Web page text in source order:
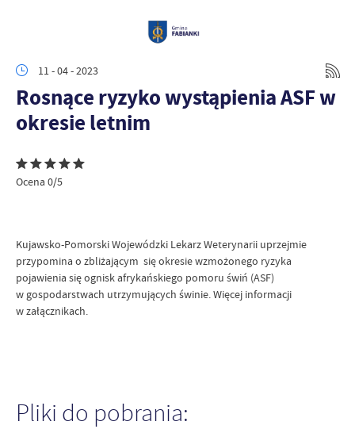
11 - 04 - 2023
Rosnące ryzyko wystąpienia ASF w
okresie letnim
Ocena 0/5
Kujawsko-Pomorski Wojewódzki Lekarz Weterynarii uprzejmie
przypomina o zbliżającym się okresie wzmożonego ryzyka
pojawienia się ognisk afrykańskiego pomoru świń (ASF)
w gospodarstwach utrzymujących świnie. Więcej informacji
w załącznikach.
Pliki do pobrania: